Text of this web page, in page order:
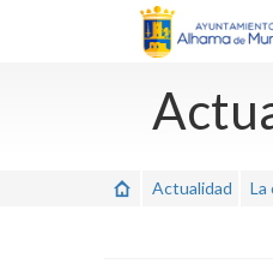
Actualidad La